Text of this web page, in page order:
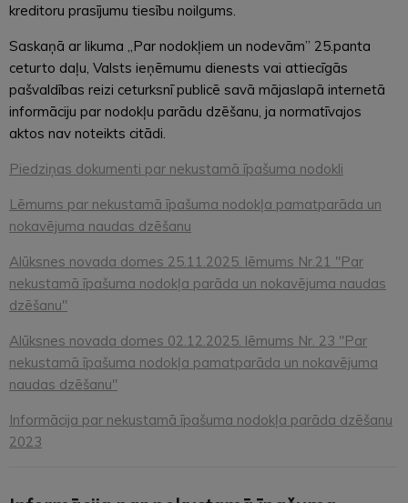
kreditoru prasījumu tiesību noilgums.
Saskaņā ar likuma „Par nodokļiem un nodevām” 25.panta
ceturto daļu, Valsts ieņēmumu dienests vai attiecīgās
pašvaldības reizi ceturksnī publicē savā mājaslapā internetā
informāciju par nodokļu parādu dzēšanu, ja normatīvajos
aktos nav noteikts citādi.
Piedziņas dokumenti par nekustamā īpašuma nodokli
Lēmums par nekustamā īpašuma nodokļa pamatparāda un
nokavējuma naudas dzēšanu
Alūksnes novada domes 25.11.2025. lēmums Nr.21 "Par
nekustamā īpašuma nodokļa parāda un nokavējuma naudas
dzēšanu"
Alūksnes novada domes 02.12.2025. lēmums Nr. 23 "Par
nekustamā īpašuma nodokļa pamatparāda un nokavējuma
naudas dzēšanu"
Informācija par nekustamā īpašuma nodokļa parāda dzēšanu
2023